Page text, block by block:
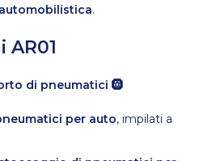
.
di pneumatici 🛞
per auto, impilati a